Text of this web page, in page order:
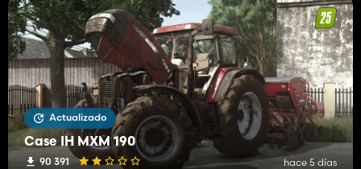
Actualizado
Case IH MXM 190
90 391 hace 5 días